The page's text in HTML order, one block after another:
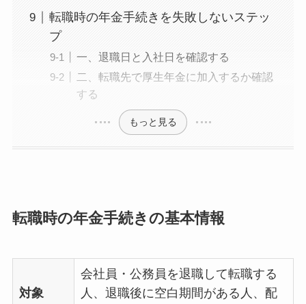
転職時の年金手続きを失敗しないステッ
プ
一、退職日と入社日を確認する
二、転職先で厚生年金に加入するか確認
する
もっと見る
転職時の年金手続きの基本情報
対象
会社員・公務員を退職して転職する
人、退職後に空白期間がある人、配